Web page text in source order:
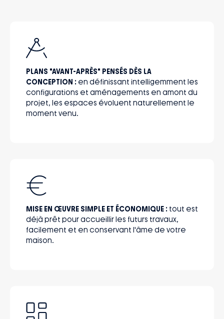
PLANS "AVANT-APRÈS" PENSÉS DÈS LA
CONCEPTION : en définissant intelligemment les
configurations et aménagements en amont du
projet, les espaces évoluent naturellement le
moment venu.
MISE EN ŒUVRE SIMPLE ET ÉCONOMIQUE : tout est
déjà prêt pour accueillir les futurs travaux,
facilement et en conservant l'âme de votre
maison.